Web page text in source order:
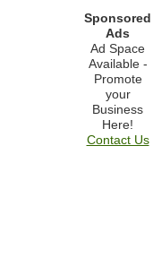
Sponsored
Ads
Ad Space
Available -
Promote
your
Business
Here!
Contact Us